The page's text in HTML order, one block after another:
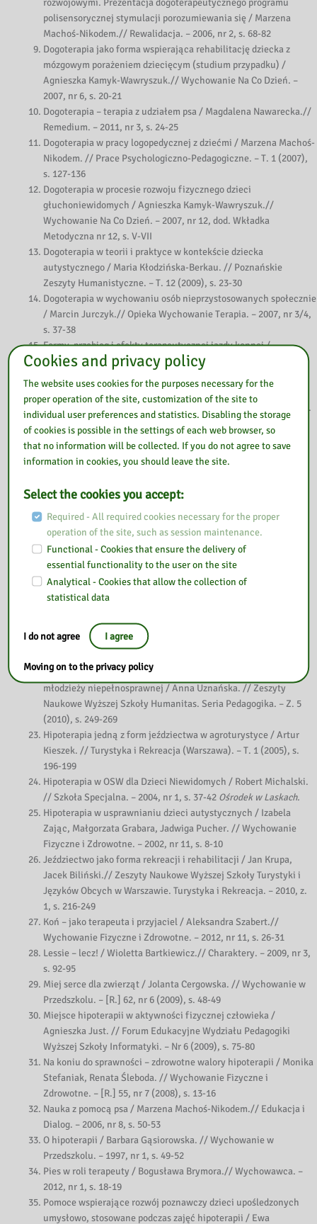
polisensorycznej stymulacji porozumiewania się / Marzena
Machoś-Nikodem.// Rewalidacja. – 2006, nr 2, s. 68-82
Dogoterapia jako forma wspierająca rehabilitację dziecka z
mózgowym porażeniem dziecięcym (studium przypadku) /
Agnieszka Kamyk-Wawryszuk.// Wychowanie Na Co Dzień. –
2007, nr 6, s. 20-21
Dogoterapia – terapia z udziałem psa / Magdalena Nawarecka.//
Remedium. – 2011, nr 3, s. 24-25
Dogoterapia w pracy logopedycznej z dziećmi / Marzena Machoś-
Nikodem. // Prace Psychologiczno-Pedagogiczne. – T. 1 (2007),
s. 127-136
Dogoterapia w procesie rozwoju fizycznego dzieci
głuchoniewidomych / Agnieszka Kamyk-Wawryszuk.//
Wychowanie Na Co Dzień. – 2007, nr 12, dod. Wkładka
Metodyczna nr 12, s. V-VII
Dogoterapia w teorii i praktyce w kontekście dziecka
autystycznego / Maria Kłodzińska-Berkau. // Poznańskie
Zeszyty Humanistyczne. – T. 12 (2009), s. 23-30
Dogoterapia w wychowaniu osób nieprzystosowanych społecznie
/ Marcin Jurczyk.// Opieka Wychowanie Terapia. – 2007, nr 3/4,
s. 37-38
Formy, przebieg i efekty terapeutycznej jazdy konnej /
Aleksandra Kuklińska. // Opieka, Wychowanie, Terapia. – 2008,
nr 3/4, s. 28-33
Heca na cztery łapy, czyli pies w przedszkolu / Wioletta
Bartkiewicz.// Doradca Nauczyciela Przedszkola. – 2012, nr 6, s.
51-53
Hipika w resocjalizacji osób uzależnionych od środków
psychoaktywnych / Iwona Bohdanowicz. // Wychowawca. –
2010, nr 9, s. 22-25
albo. – 2006, z. 2, s. 37-44
Hipoterapia jako jedna z metod wieloprofilowego usprawniania
psychoruchowego dzieci z mózgowym porażeniem dziecięcym /
Anna Gromnicka, Bernadeta Szczupał. // Roczniki Pedagogiki
Specjalnej. – T. 8, (1997), s. 179-189
Hipoterapia jako jedna z form rozwijających psychoruchowo
dzieci umysłowo upośledzone / Barbara Gąsiorowska, Renata
Hipoterapia jako metoda rehabilitacji medycznej i
psychopedagogicznej / Urszula Kamińska, Jolanta Nowak. //
Hipoterapia jako stymulator aktywności i rozwoju dzieci i
młodzieży niepełnosprawnej / Anna Uznańska. // Zeszyty
Naukowe Wyższej Szkoły Humanitas. Seria Pedagogika. – Z. 5
(2010), s. 249-269
Hipoterapia jedną z form jeździectwa w agroturystyce / Artur
Kieszek. // Turystyka i Rekreacja (Warszawa). – T. 1 (2005), s.
196-199
Hipoterapia w OSW dla Dzieci Niewidomych / Robert Michalski.
// Szkoła Specjalna. – 2004, nr 1, s. 37-42 Ośrodek w Laskach.
Hipoterapia w usprawnianiu dzieci autystycznych / Izabela
Zając, Małgorzata Grabara, Jadwiga Pucher. // Wychowanie
Fizyczne i Zdrowotne. – 2002, nr 11, s. 8-10
Jeździectwo jako forma rekreacji i rehabilitacji / Jan Krupa,
Jacek Biliński.// Zeszyty Naukowe Wyższej Szkoły Turystyki i
Języków Obcych w Warszawie. Turystyka i Rekreacja. – 2010, z.
1, s. 216-249
Koń – jako terapeuta i przyjaciel / Aleksandra Szabert.//
Wychowanie Fizyczne i Zdrowotne. – 2012, nr 11, s. 26-31
Lessie – lecz! / Wioletta Bartkiewicz.// Charaktery. – 2009, nr 3,
s. 92-95
Miej serce dla zwierząt / Jolanta Cergowska. // Wychowanie w
Przedszkolu. – [R.] 62, nr 6 (2009), s. 48-49
Miejsce hipoterapii w aktywności fizycznej człowieka /
Agnieszka Just. // Forum Edukacyjne Wydziału Pedagogiki
Wyższej Szkoły Informatyki. – Nr 6 (2009), s. 75-80
Na koniu do sprawności – zdrowotne walory hipoterapii / Monika
Stefaniak, Renata Śleboda. // Wychowanie Fizyczne i
Zdrowotne. – [R.] 55, nr 7 (2008), s. 13-16
Nauka z pomocą psa / Marzena Machoś-Nikodem.// Edukacja i
Dialog. – 2006, nr 8, s. 50-53
O hipoterapii / Barbara Gąsiorowska. // Wychowanie w
Przedszkolu. – 1997, nr 1, s. 49-52
Pies w roli terapeuty / Bogusława Brymora.// Wychowawca. –
2012, nr 1, s. 18-19
Pomoce wspierające rozwój poznawczy dzieci upośledzonych
umysłowo, stosowane podczas zajęć hipoterapii / Ewa
Cookies and privacy policy
The website uses cookies for the purposes necessary for the
proper operation of the site, customization of the site to
individual user preferences and statistics. Disabling the storage
of cookies is possible in the settings of each web browser, so
that no information will be collected. If you do not agree to save
information in cookies, you should leave the site.
Select the cookies you accept:
Required - All required cookies necessary for the proper
operation of the site, such as session maintenance.
Functional - Cookies that ensure the delivery of
essential functionality to the user on the site
Analytical - Cookies that allow the collection of
statistical data
I do not agree I agree
Moving on to the privacy policy